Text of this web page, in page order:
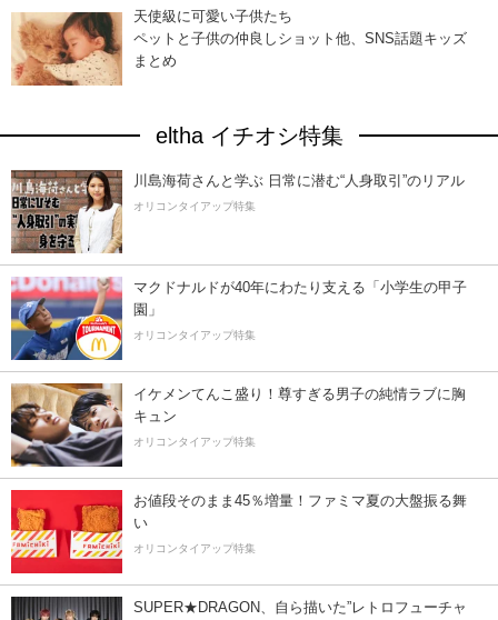
天使級に可愛い子供たち
ペットと子供の仲良しショット他、SNS話題キッズ
まとめ
eltha イチオシ特集
川島海荷さんと学ぶ 日常に潜む“人身取引”のリアル
オリコンタイアップ特集
マクドナルドが40年にわたり支える「小学生の甲子
園」
オリコンタイアップ特集
イケメンてんこ盛り！尊すぎる男子の純情ラブに胸
キュン
オリコンタイアップ特集
お値段そのまま45％増量！ファミマ夏の大盤振る舞
い
オリコンタイアップ特集
SUPER★DRAGON、自ら描いた”レトロフューチャ